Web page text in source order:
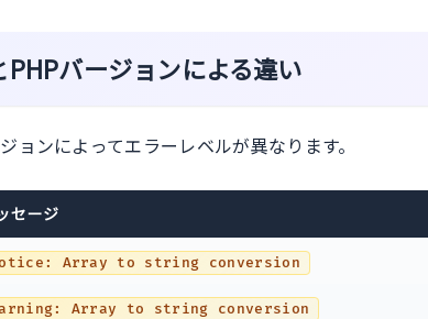
バージョンによる違い
ョンによってエラーレベルが異なります。
セージ
Array to string conversion
Array to string conversion